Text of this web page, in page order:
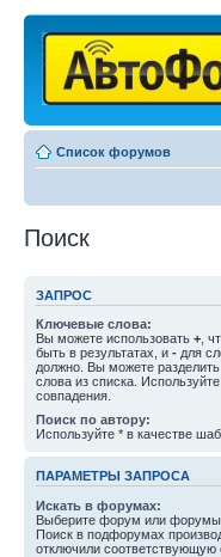
Список форумов
Поиск
ЗАПРОС
Ключевые слова:
Вы можете использовать + ,
быть в результатах, и - для
должно. Вы можете
слова из списка. Используйте
совпадения.
Поиск по автору:
Используйте * в качестве
ПАРАМЕТРЫ ЗАПРОСА
Искать в форумах:
Выберите форум или форумы,
Поиск в подфорумах
отключили соответствующую